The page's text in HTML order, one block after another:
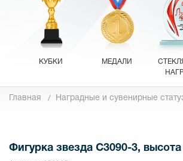
КУБКИ МЕДАЛИ
Главная Наградные и сувенирные
Фигурка звезда C3090-3,